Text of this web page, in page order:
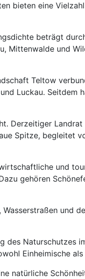
bieten eine
beträgt
Mittenwalde und
Teltow
Luckau. Seitdem
Derzeitiger
Spitze, begleitet
und
gehören
und
des Naturschutzes
Einheimische als
natürliche